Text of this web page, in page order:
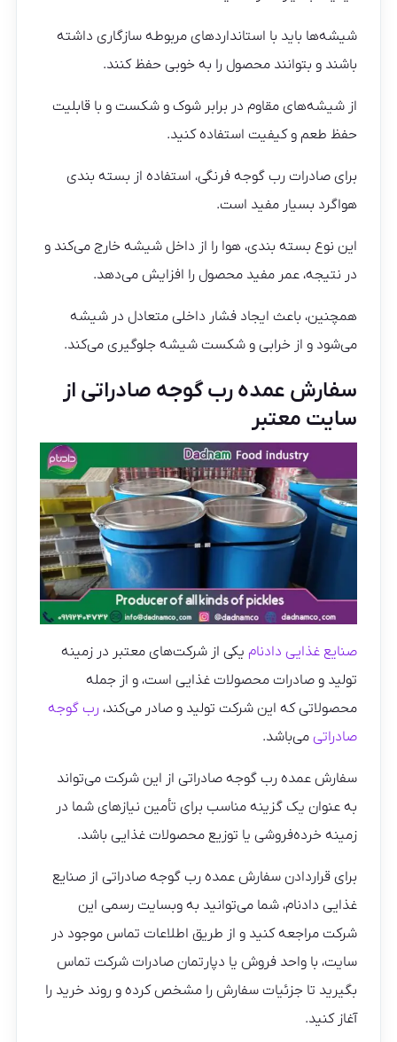
شیشه‌ها باید با استانداردهای مربوطه سازگاری داشته
باشند و بتوانند محصول را به خوبی حفظ کنند.
از شیشه‌های مقاوم در برابر شوک و شکست و با قابلیت
حفظ طعم و کیفیت استفاده کنید.
برای صادرات رب گوجه فرنگی، استفاده از بسته بندی
هواگرد بسیار مفید است.
این نوع بسته بندی، هوا را از داخل شیشه خارج می‌کند و
در نتیجه، عمر مفید محصول را افزایش می‌دهد.
همچنین، باعث ایجاد فشار داخلی متعادل در شیشه
می‌شود و از خرابی و شکست شیشه جلوگیری می‌کند.
سفارش عمده رب گوجه صادراتی از
سایت معتبر
صنایع غذایی دادنام یکی از شرکت‌های معتبر در زمینه
تولید و صادرات محصولات غذایی است، و از جمله
محصولاتی که این شرکت تولید و صادر می‌کند، رب گوجه
صادراتی می‌باشد.
سفارش عمده رب گوجه صادراتی از این شرکت می‌تواند
به عنوان یک گزینه مناسب برای تأمین نیازهای شما در
زمینه خرده‌فروشی یا توزیع محصولات غذایی باشد.
برای قراردادن سفارش عمده رب گوجه صادراتی از صنایع
غذایی دادنام، شما می‌توانید به وبسایت رسمی این
شرکت مراجعه کنید و از طریق اطلاعات تماس موجود در
سایت، با واحد فروش یا دپارتمان صادرات شرکت تماس
بگیرید تا جزئیات سفارش را مشخص کرده و روند خرید را
آغاز کنید.